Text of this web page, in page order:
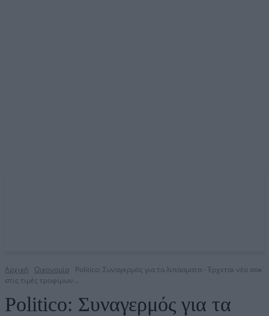
Αρχική Οικονομία
Politico: Συναγερμός για τα λιπάσματα - Έρχεται νέο σοκ
στις τιμές τροφίμων...
Politico: Συναγερμός για τα